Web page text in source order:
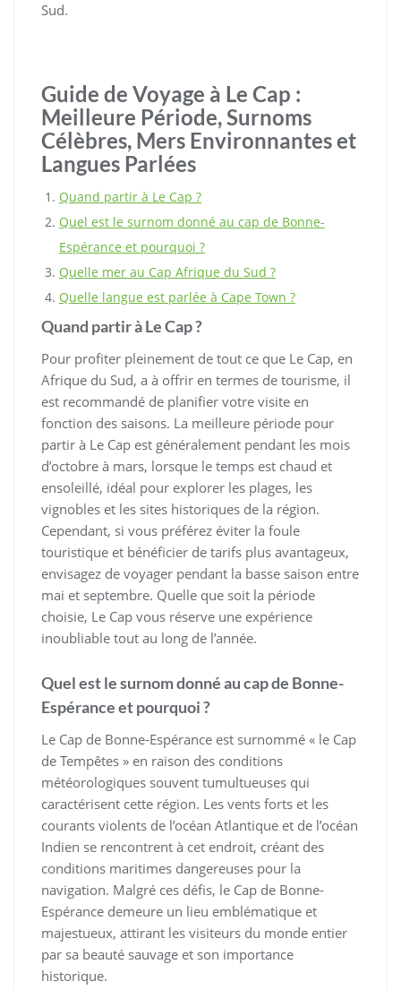
Sud.
Guide de Voyage à Le Cap :
Meilleure Période, Surnoms
Célèbres, Mers Environnantes et
Langues Parlées
Quand partir à Le Cap ?
Quel est le surnom donné au cap de Bonne-
Espérance et pourquoi ?
Quelle mer au Cap Afrique du Sud ?
Quelle langue est parlée à Cape Town ?
Quand partir à Le Cap ?
Pour profiter pleinement de tout ce que Le Cap, en
Afrique du Sud, a à offrir en termes de tourisme, il
est recommandé de planifier votre visite en
fonction des saisons. La meilleure période pour
partir à Le Cap est généralement pendant les mois
d’octobre à mars, lorsque le temps est chaud et
ensoleillé, idéal pour explorer les plages, les
vignobles et les sites historiques de la région.
Cependant, si vous préférez éviter la foule
touristique et bénéficier de tarifs plus avantageux,
envisagez de voyager pendant la basse saison entre
mai et septembre. Quelle que soit la période
choisie, Le Cap vous réserve une expérience
inoubliable tout au long de l’année.
Quel est le surnom donné au cap de Bonne-
Espérance et pourquoi ?
Le Cap de Bonne-Espérance est surnommé « le Cap
de Tempêtes » en raison des conditions
météorologiques souvent tumultueuses qui
caractérisent cette région. Les vents forts et les
courants violents de l’océan Atlantique et de l’océan
Indien se rencontrent à cet endroit, créant des
conditions maritimes dangereuses pour la
navigation. Malgré ces défis, le Cap de Bonne-
Espérance demeure un lieu emblématique et
majestueux, attirant les visiteurs du monde entier
par sa beauté sauvage et son importance
historique.